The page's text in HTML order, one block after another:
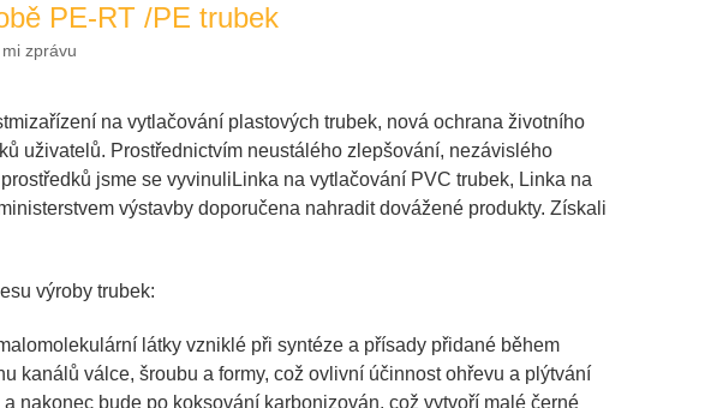
PE-RT /PE trubek
zprávu
zařízení na vytlačování plastových trubek, nová ochrana životního
uživatelů. Prostřednictvím neustálého zlepšování, nezávislého
jsme se vyvinuli Linka na vytlačování PVC trubek, Linka na
výstavby doporučena nahradit dovážené produkty. Získali
výroby trubek:
látky vzniklé při syntéze a přísady přidané během
kanálů válce, šroubu a formy, což ovlivní účinnost ohřevu a plýtvání
nakonec bude po koksování karbonizován, což vytvoří malé černé